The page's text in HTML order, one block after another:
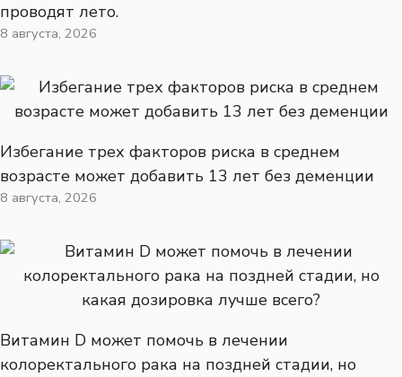
проводят лето.
8 августа, 2026
Избегание трех факторов риска в среднем
возрасте может добавить 13 лет без деменции
8 августа, 2026
Витамин D может помочь в лечении
колоректального рака на поздней стадии, но